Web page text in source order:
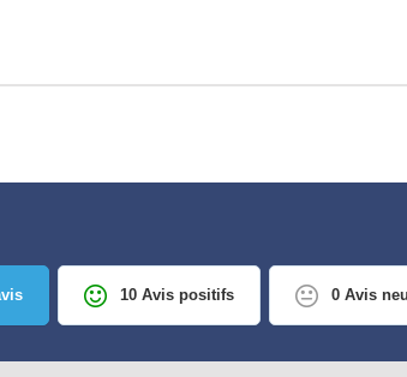
10 Avis positifs 0 Avis